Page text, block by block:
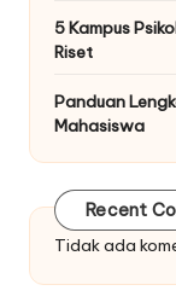
5 Kampus
Riset
Panduan
Mahasiswa
Recent
Tidak ada